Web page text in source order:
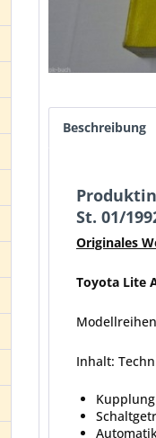
Beschreibung
St. 01/
Originales
Toyota Lite
Inhalt:
Kupplung